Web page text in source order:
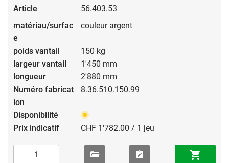
56.403.53
couleur argent
150 kg
1'450 mm
2'880 mm
8.36.510.150.99
CHF 1'782.00 / 1 jeu